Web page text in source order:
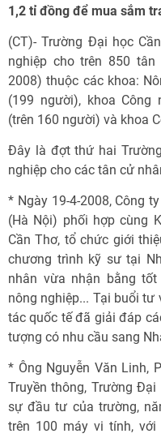
1,2 tỉ đồng để mua sắm
(CT)- Trường Đại học
nghiệp cho trên 850
2008) thuộc các khoa:
(199 người), khoa Công
(trên 160 người) và khoa
Đây là đợt thứ hai
nghiệp cho các tân cử
* Ngày 19-4-2008, Công
(Hà Nội) phối hợp cùng
Cần Thơ, tổ chức giới
chương trình kỹ sư tại
nhân vừa nhận bằng
nông nghiệp... Tại buổi tư
tác quốc tế đã giải đáp
tượng có nhu cầu sang
* Ông Nguyễn Văn Linh,
Truyền thông, Trường
sự đầu tư của trường,
trên 100 máy vi tính,